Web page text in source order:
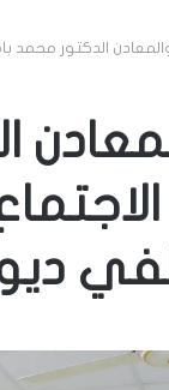
والمعادن الدكتور محمد
ديوان